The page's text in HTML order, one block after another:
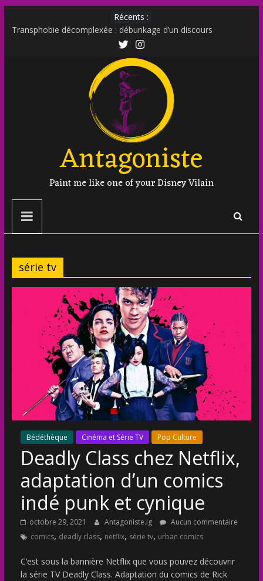
Récents :
Transphobie décomplexée : débunkage d’un discours
Transmania : le fantasme transphobe de Moutot et Stern
Muscle Mommy : analyse d’un phénomène venu des social
Militer sur le net est-il un non sens ?
Outing et photographie : comment faire ?
Antagoniste
Paint me like one of your Disney Vilain
série tv
Bédéthèque Cinéma et Série TV Pop Culture
Deadly Class chez Netflix,
adaptation d’un comics
indé punk et cynique
octobre 29, 2021 Antagoniste.ig
Aucun commentaire
comics, deadly class, netflix, série tv, urban comics
C’est sous la bannière Netflix que vous pouvez découvrir
la série TV Deadly Class. Adaptation du comics de Rick